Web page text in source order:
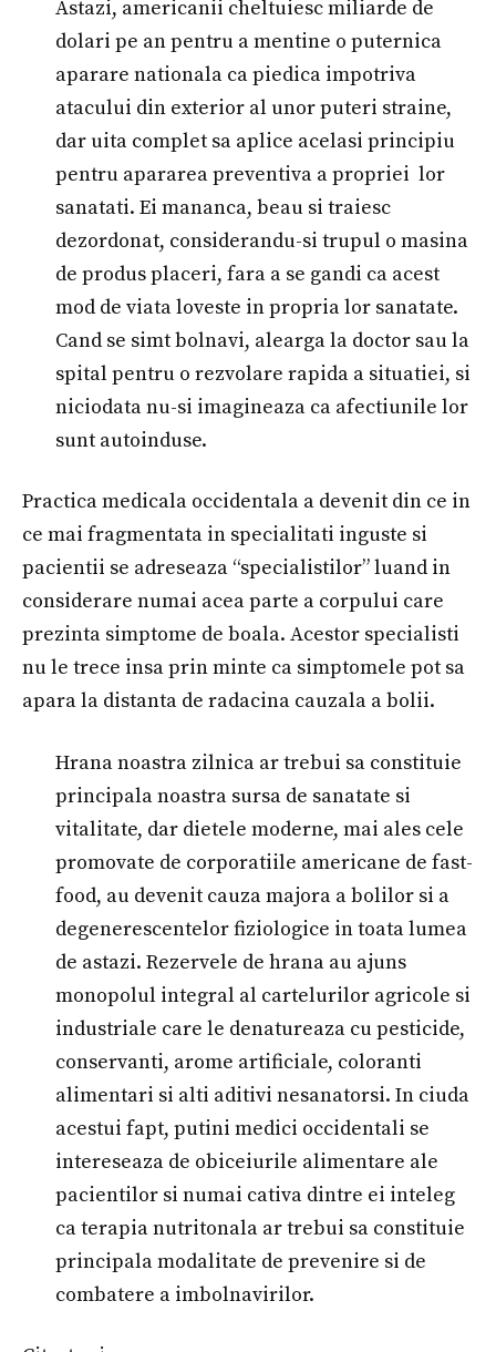
Astazi, americanii cheltuiesc miliarde de
dolari pe an pentru a mentine o puternica
aparare nationala ca piedica impotriva
atacului din exterior al unor puteri straine,
dar uita complet sa aplice acelasi principiu
pentru apararea preventiva a propriei lor
sanatati. Ei mananca, beau si traiesc
dezordonat, considerandu-si trupul o masina
de produs placeri, fara a se gandi ca acest
mod de viata loveste in propria lor sanatate.
Cand se simt bolnavi, alearga la doctor sau la
spital pentru o rezvolare rapida a situatiei, si
niciodata nu-si imagineaza ca afectiunile lor
sunt autoinduse.
Practica medicala occidentala a devenit din ce in
ce mai fragmentata in specialitati inguste si
pacientii se adreseaza “specialistilor” luand in
considerare numai acea parte a corpului care
prezinta simptome de boala. Acestor specialisti
nu le trece insa prin minte ca simptomele pot sa
apara la distanta de radacina cauzala a bolii.
Hrana noastra zilnica ar trebui sa constituie
principala noastra sursa de sanatate si
vitalitate, dar dietele moderne, mai ales cele
promovate de corporatiile americane de fast-
food, au devenit cauza majora a bolilor si a
degenerescentelor fiziologice in toata lumea
de astazi. Rezervele de hrana au ajuns
monopolul integral al cartelurilor agricole si
industriale care le denatureaza cu pesticide,
conservanti, arome artificiale, coloranti
alimentari si alti aditivi nesanatorsi. In ciuda
acestui fapt, putini medici occidentali se
intereseaza de obiceiurile alimentare ale
pacientilor si numai cativa dintre ei inteleg
ca terapia nutritonala ar trebui sa constituie
principala modalitate de prevenire si de
combatere a imbolnavirilor.